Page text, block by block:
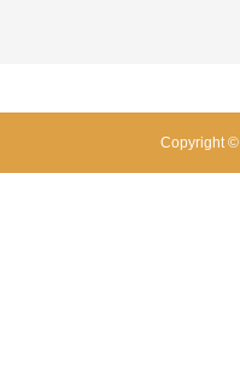
Copyright ©